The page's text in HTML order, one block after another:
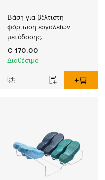
Βάση για βέλτιστη
φόρτωση εργαλείων
μετάδοσης.
€ 170.00
Διαθέσιμο